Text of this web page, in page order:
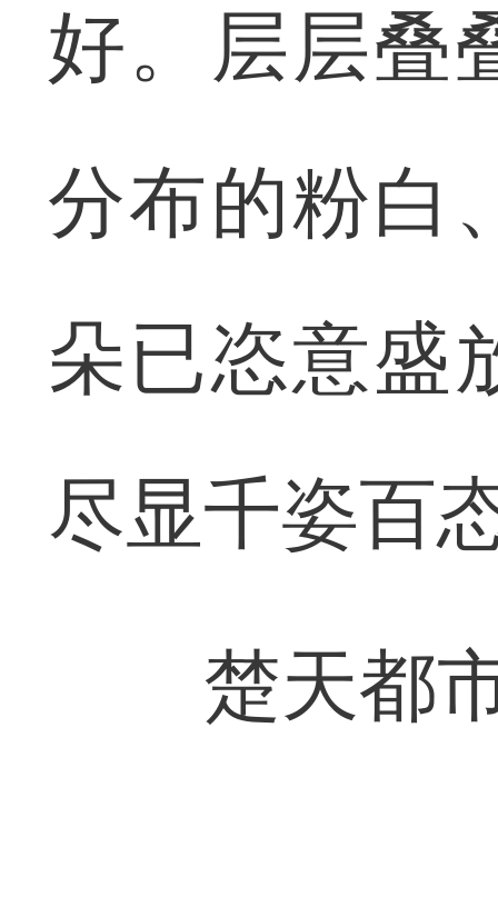
好。层层叠
分布的粉白
朵已恣意盛
尽显千姿百
楚天都市